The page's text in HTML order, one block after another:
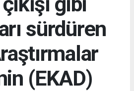
sürdüren
(EKAD)